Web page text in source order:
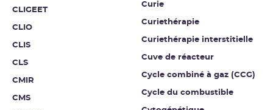
CLIGEET
CLIO
CLIS
CLS
CMIR
CMS
Curie
Curiethérapie
Curiethérapie interstitielle
Cuve de réacteur
Cycle combiné à gaz (CCG)
Cycle du combustible